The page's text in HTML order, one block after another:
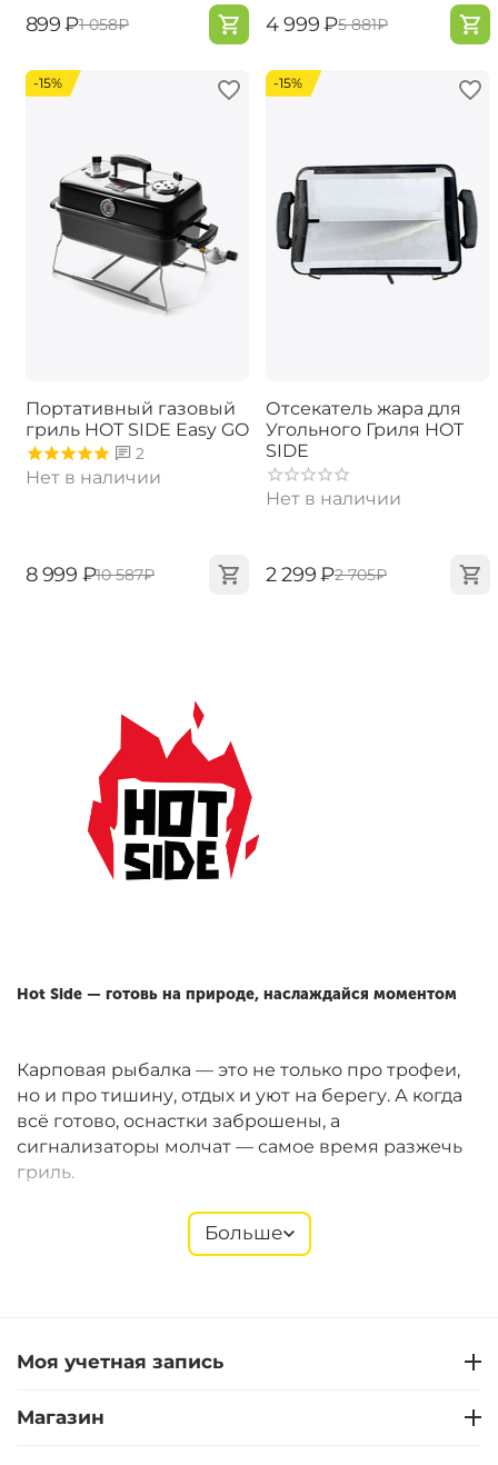
Hot Side — готовь на природе, наслаждайся моментом
Карповая рыбалка — это не только про трофеи,
но и про тишину, отдых и уют на берегу. А когда
всё готово, оснастки заброшены, а
сигнализаторы молчат — самое время разжечь
гриль.
предлагает компактные газовые и
позволяют готовить полноценные блюда прямо
на берегу. В ассортименте — также щипцы,
стартеры и другие полезные мелочи.
Больше
‍899‍ ₽‍1 058‍₽ ‍4 999‍₽‍5 881‍₽
-15%
Портативный газовый
гриль ​HOT SIDE Easy GO
2
Нет в наличии
‍8 999‍ ₽‍10 587‍₽
-15%
Отсекатель жара для
Угольного Гриля HOT
SIDE
Нет в наличии
‍2 299‍₽‍2 705‍₽
Моя учетная запись
Магазин